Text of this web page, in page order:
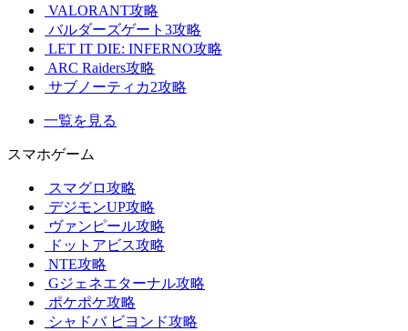
VALORANT攻略
バルダーズゲート3攻略
LET IT DIE: INFERNO攻略
ARC Raiders攻略
サブノーティカ2攻略
一覧を見る
スマホゲーム
スマグロ攻略
デジモンUP攻略
ヴァンピール攻略
ドットアビス攻略
NTE攻略
Gジェネエターナル攻略
ポケポケ攻略
シャドバ ビヨンド攻略